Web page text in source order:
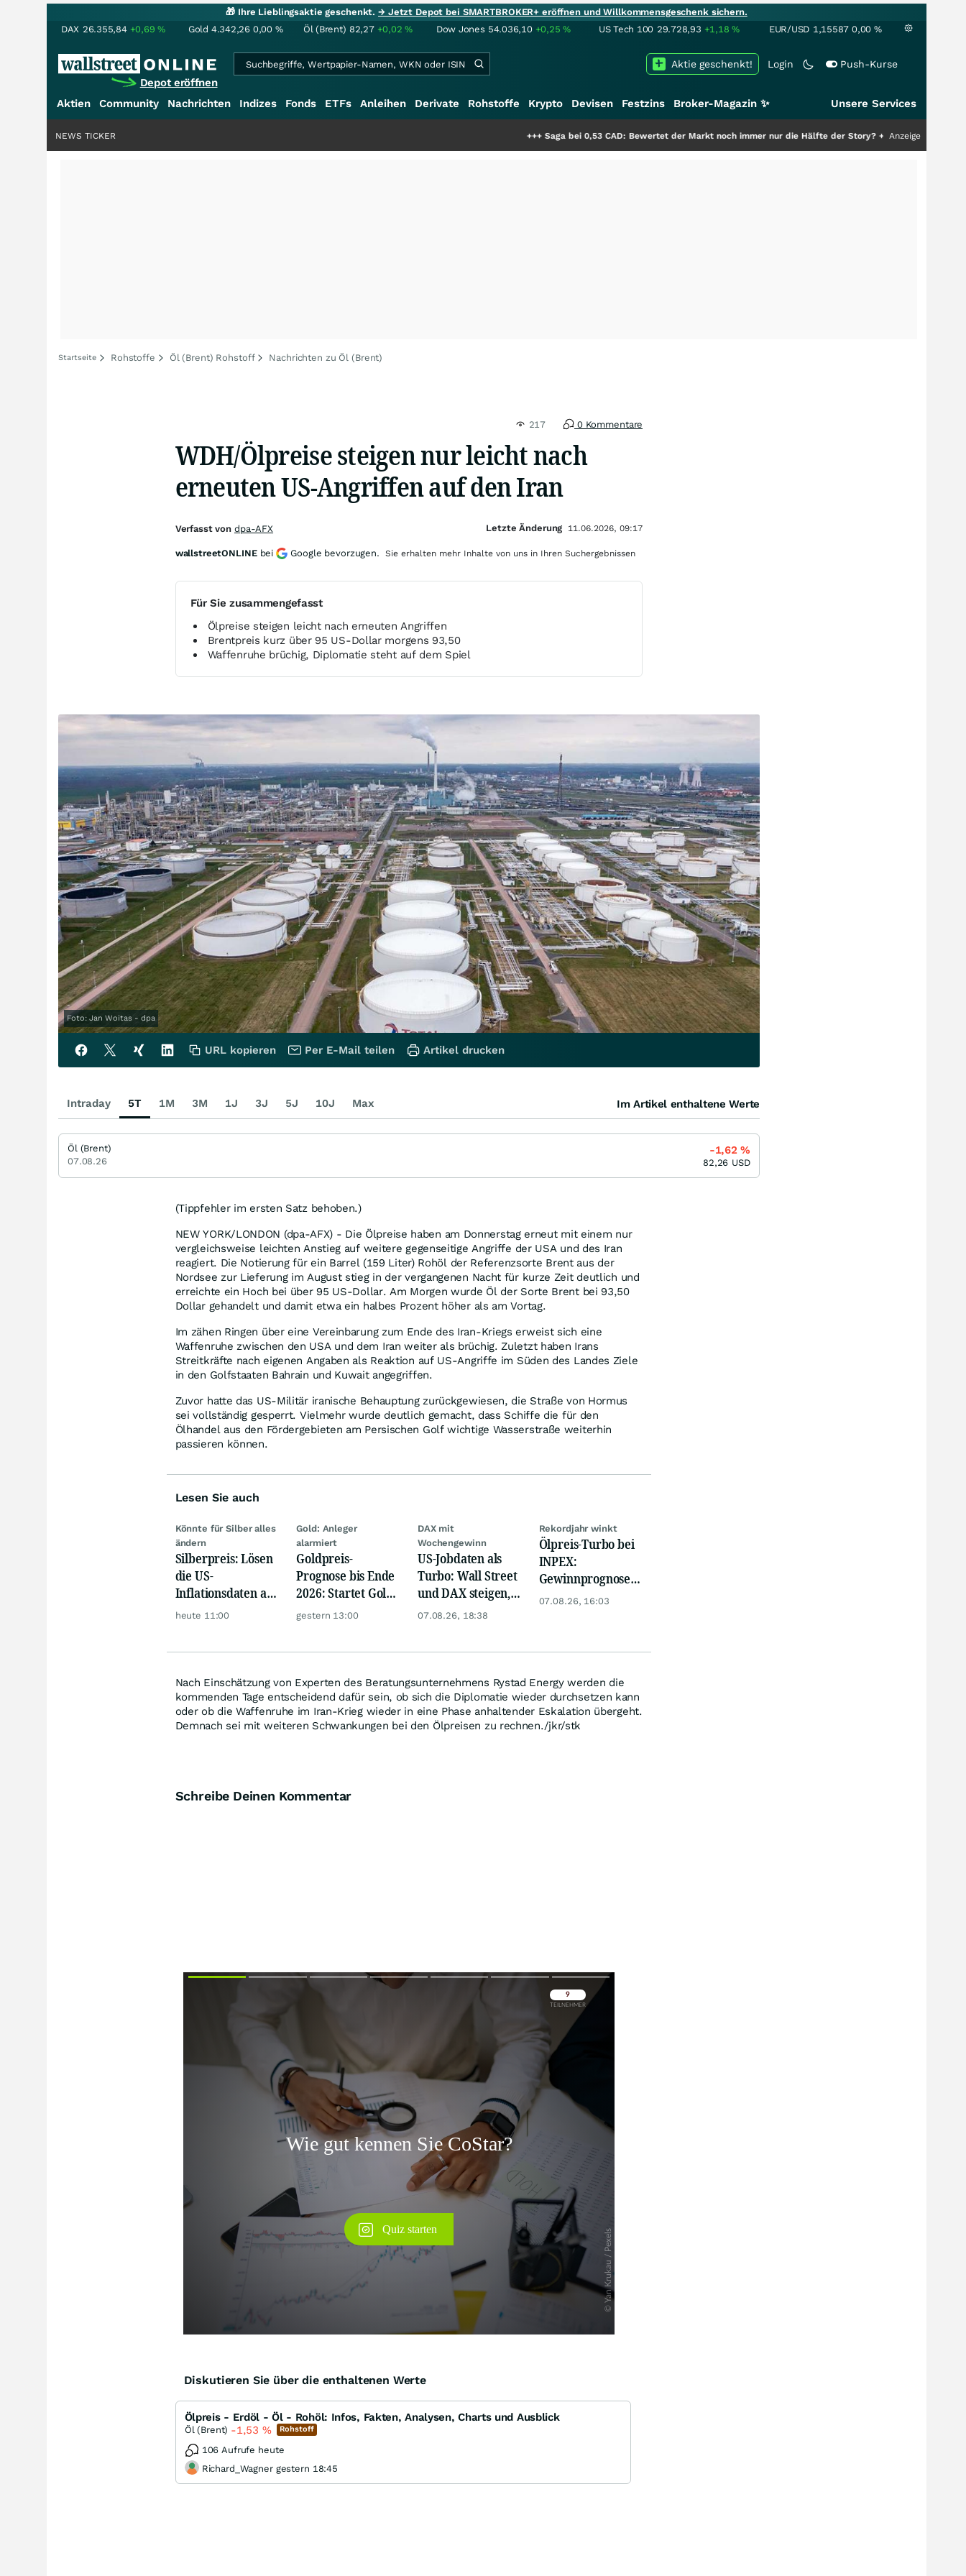
🎁 Ihre Lieblingsaktie geschenkt.→ Jetzt Depot bei SMARTBROKER+ eröffnen und Willkommensgeschenk sichern.
DAX 26.355,84 +0,69% Gold 4.342,26 0,00 % Öl (Brent) 82,27 +0,02% Dow Jones 54.036,10 +0,25% US Tech 100 29.728,93 +1,18% EUR/USD 1,15587 0,00 %
Depot eröffnen
Login Push-Kurse
Aktie geschenkt!
Aktien Community Nachrichten Indizes Fonds ETFs Anleihen Derivate Rohstoffe Krypto Devisen Festzins Broker-Magazin ✨ Unsere Services
Saga bei 0,53 CAD: Bewertet der Markt noch immer nur die Hälfte der Story? +++ Anzeige
NEWS TICKER
Startseite Rohstoffe Öl (Brent) Rohstoff Nachrichten zu Öl (Brent)
217 0 Kommentare
WDH/Ölpreise steigen nur leicht nach
erneuten US-Angriffen auf den Iran
Für Sie zusammengefasst
Ölpreise steigen leicht nach erneuten Angriffen
Brentpreis kurz über 95 US-Dollar morgens 93,50
Waffenruhe brüchig, Diplomatie steht auf dem Spiel
Foto: Jan Woitas - dpa
(Tippfehler im ersten Satz behoben.)
NEW YORK/LONDON (dpa-AFX) - Die Ölpreise haben am Donnerstag erneut mit einem nur
vergleichsweise leichten Anstieg auf weitere gegenseitige Angriffe der USA und des Iran
reagiert. Die Notierung für ein Barrel (159 Liter) Rohöl der Referenzsorte Brent aus der
Nordsee zur Lieferung im August stieg in der vergangenen Nacht für kurze Zeit deutlich und
erreichte ein Hoch bei über 95 US-Dollar. Am Morgen wurde Öl der Sorte Brent bei 93,50
Dollar gehandelt und damit etwa ein halbes Prozent höher als am Vortag.
Im zähen Ringen über eine Vereinbarung zum Ende des Iran-Kriegs erweist sich eine
Waffenruhe zwischen den USA und dem Iran weiter als brüchig. Zuletzt haben Irans
Streitkräfte nach eigenen Angaben als Reaktion auf US-Angriffe im Süden des Landes Ziele
in den Golfstaaten Bahrain und Kuwait angegriffen.
Zuvor hatte das US-Militär iranische Behauptung zurückgewiesen, die Straße von Hormus
sei vollständig gesperrt. Vielmehr wurde deutlich gemacht, dass Schiffe die für den
Ölhandel aus den Fördergebieten am Persischen Golf wichtige Wasserstraße weiterhin
passieren können.
Lesen Sie auch
Könnte für Silber alles
ändern
Silberpreis: Lösen
die US-
Inflationsdaten am
Mittwoch eine
heute 11:00
Gold: Anleger
alarmiert
Goldpreis-
Prognose bis Ende
2026: Startet Gold
jetzt eine neue
gestern 13:00
DAX mit
Wochengewinn
US-Jobdaten als
Turbo: Wall Street
und DAX steigen,
Gold glänzt
07.08.26, 18:38
Rekordjahr winkt
Ölpreis-Turbo bei
INPEX:
Gewinnprognose
schießt auf
07.08.26, 16:03
Nach Einschätzung von Experten des Beratungsunternehmens Rystad Energy werden die
kommenden Tage entscheidend dafür sein, ob sich die Diplomatie wieder durchsetzen kann
oder ob die Waffenruhe im Iran-Krieg wieder in eine Phase anhaltender Eskalation übergeht.
Demnach sei mit weiteren Schwankungen bei den Ölpreisen zu rechnen./jkr/stk
Schreibe Deinen Kommentar
Überspringen
Überspringen
Diskutieren Sie über die enthaltenen Werte
Ölpreis - Erdöl - Öl - Rohöl: Infos, Fakten, Analysen, Charts und Ausblick
Öl (Brent) -1,53 % Rohstoff
106 Aufrufe heute
Richard_Wagner gestern 18:45
Verfasst von dpa-AFX Letzte Änderung 11.06.2026, 09:17
wallstreetONLINE bei Google bevorzugen. Sie erhalten mehr Inhalte von uns in Ihren Suchergebnissen
URL kopieren Per E-Mail teilen Artikel drucken
Intraday 5T 1M 3M 1J 3J 5J 10J Max Im Artikel enthaltene Werte
Öl (Brent)
07.08.26
-1,62%
82,26 USD